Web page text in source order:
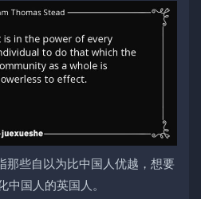
那些自以为比中国人优越，想要
中国人的英国人。